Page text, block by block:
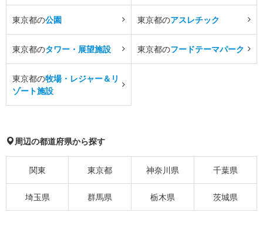
東京都の公園 東京都のアスレチック
東京都のタワー・展望施設 東京都のフードテーマパーク
東京都の牧場・レジャー＆リ
ゾート施設
周辺の都道府県から探す
関東 東京都 神奈川県 千葉県
埼玉県 群馬県 栃木県 茨城県